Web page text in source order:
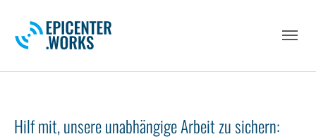
Hilf mit, unsere unabhängige Arbeit zu sichern: